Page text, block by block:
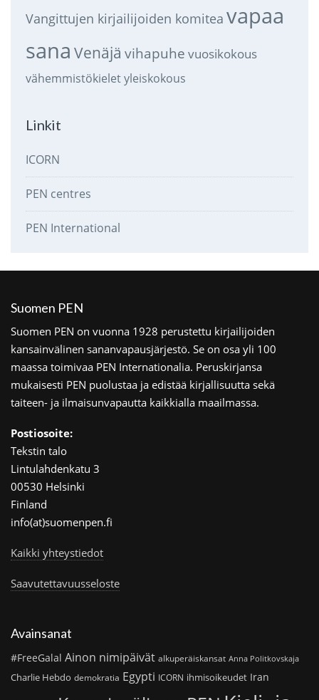
Vangittujen kirjailijoiden komitea vapaa
sana Venäjä vihapuhe vuosikokous
vähemmistökieletyleiskokous
Linkit
ICORN
PEN centres
PEN International
Suomen PEN
Suomen PEN on vuonna 1928 perustettu kirjailijoiden
kansainvälinen sananvapausjärjestö. Se on osa yli 100
maassa toimivaa PEN Internationalia. Peruskirjansa
mukaisesti PEN puolustaa ja edistää kirjallisuutta sekä
taiteen- ja ilmaisunvapautta kaikkialla maailmassa.
Postiosoite:
Tekstin talo
Lintulahdenkatu 3
00530 Helsinki
Finland
info(at)suomenpen.fi
Kaikki yhteystiedot
Saavutettavuusseloste
Avainsanat
#FreeGalal Ainon nimipäivät alkuperäiskansat Anna Politkovskaja
Charlie Hebdo demokratia Egypti ICORN ihmisoikeudet Iran